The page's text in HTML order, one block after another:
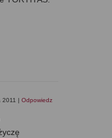
2011 | Odpowiedz